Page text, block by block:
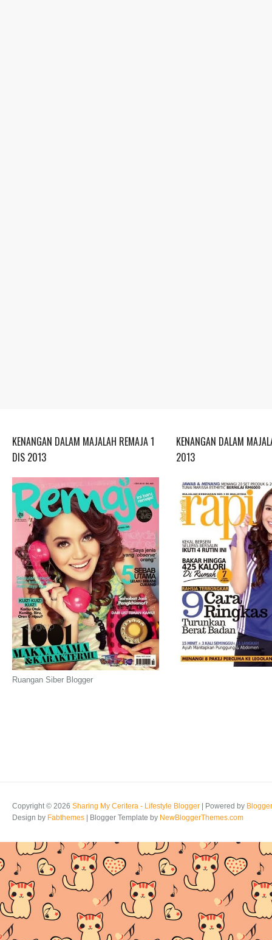
KENANGAN DALAM MAJALAH REMAJA 1
DIS 2013
Ruangan Siber Blogger
KENANGAN DALAM
2013
Copyright © 2026 Sharing My Ceritera - Lifestyle Blogger | Powered by Blogger
Design by Fabthemes | Blogger Template by NewBloggerThemes.com